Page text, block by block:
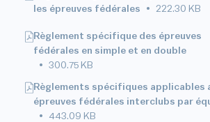
les épreuves fédérales
222.30 KB
Règlement spécifique des épreuves
fédérales en simple et en double
300.75 KB
Règlements spécifiques applicables
épreuves fédérales interclubs par
443.09 KB